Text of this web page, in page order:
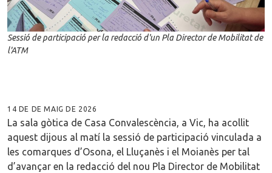
Sessió de participació per la redacció d'un Pla Director de Mobilitat de
l'ATM
14 DE DE MAIG DE 2026
La sala gòtica de Casa Convalescència, a Vic, ha acollit
aquest dijous al matí la sessió de participació vinculada a
les comarques d’Osona, el Lluçanès i el Moianès per tal
d’avançar en la redacció del nou Pla Director de Mobilitat